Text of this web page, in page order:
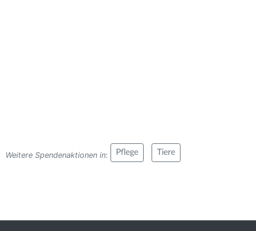
Weitere Spendenaktionen in: Pflege Tiere